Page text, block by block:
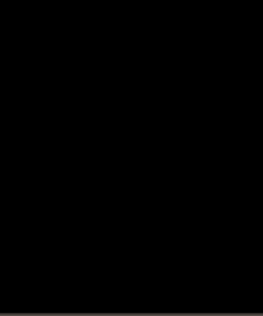
2021
2021.
soin de vous !